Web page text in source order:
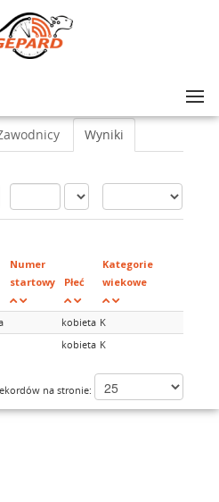
Wyniki
Numer
startowy
Płeć
Kategorie
wiekowe
kobieta K
kobieta K
na stronie: